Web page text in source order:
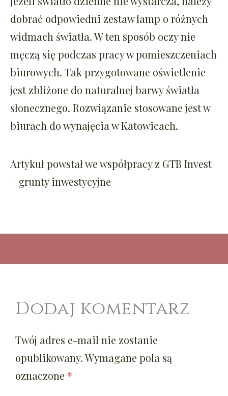
dobrać odpowiedni zestaw lamp o różnych
widmach światła. W ten sposób oczy nie
męczą się podczas pracy w pomieszczeniach
biurowych. Tak przygotowane oświetlenie
jest zbliżone do naturalnej barwy światła
słonecznego. Rozwiązanie stosowane jest w
biurach do wynajęcia w Katowicach.
Artykuł powstał we współpracy z GTB Invest
– grunty inwestycyjne
Dodaj komentarz
Twój adres e-mail nie zostanie
opublikowany.Wymagane pola są
oznaczone *